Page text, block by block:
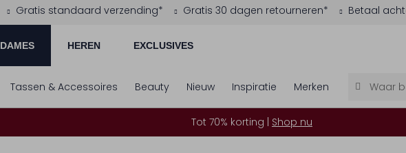
Gratis standaard verzending* Gratis 30 dagen retourneren* Betaal
DAMES HEREN EXCLUSIVES
Tassen & Accessoires Beauty Nieuw Inspiratie Merken
Tot 70% korting | Shop nu